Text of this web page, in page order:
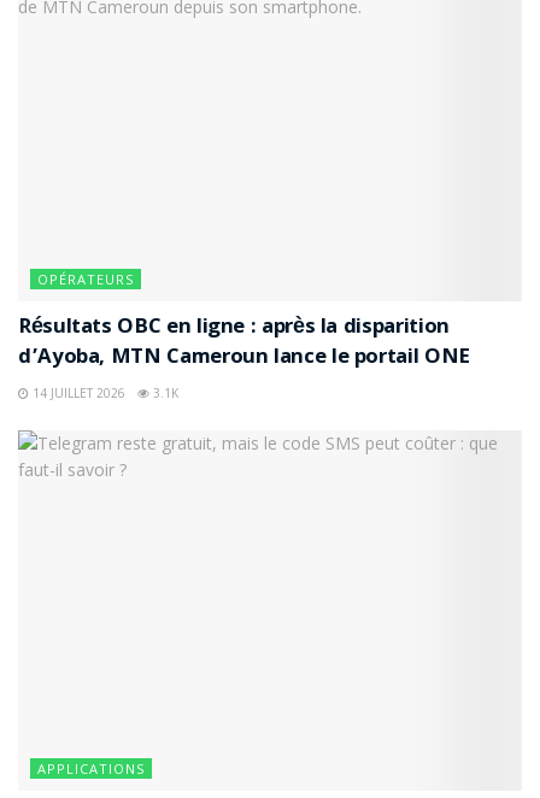
OPÉRATEURS
Résultats OBC en ligne : après la disparition
d’Ayoba, MTN Cameroun lance le portail ONE
14 JUILLET 2026 3.1K
APPLICATIONS